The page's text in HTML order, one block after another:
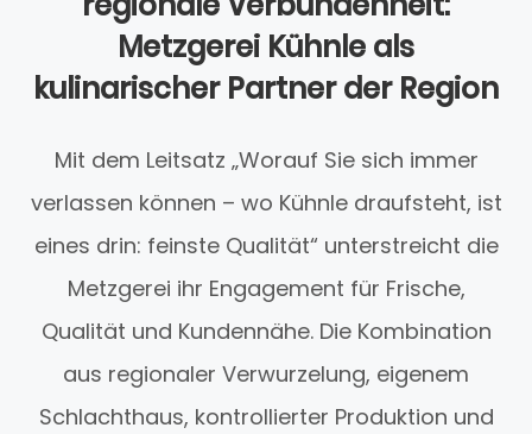
Metzgerei Kühnle als
kulinarischer Partner der Region
Mit dem Leitsatz „Worauf Sie sich immer
verlassen können – wo Kühnle draufsteht, ist
eines drin: feinste Qualität“ unterstreicht die
Metzgerei ihr Engagement für Frische,
Qualität und Kundennähe. Die Kombination
aus regionaler Verwurzelung, eigenem
Schlachthaus, kontrollierter Produktion und